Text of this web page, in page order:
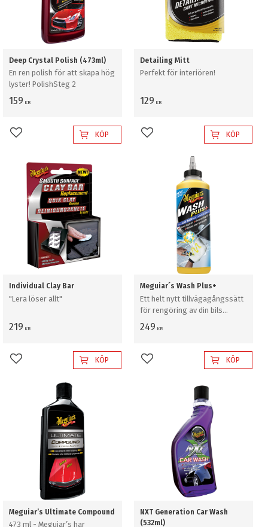
Deep Crystal Polish (473ml)
En ren polish för att skapa hög
lyster! PolishSteg 2
159 KR
Lägg till i favoriterKÖP
Detailing Mitt
Perfekt för interiören!
129 KR
Lägg till i favoriterKÖP
Individual Clay Bar
"Lera löser allt"
219 KR
Lägg till i favoriterKÖP
Meguiar´s Wash Plus+
Ett helt nytt tillvägagångssätt
för rengöring av din bils
exteriör.
249 KR
Lägg till i favoriterKÖP
Meguiar’s Ultimate Compound
473 ml - Meguiar’s har
NXT Generation Car Wash
(532ml)